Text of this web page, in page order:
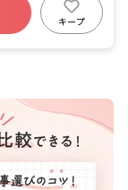
超えた交流がで
社会福祉法人
キープ